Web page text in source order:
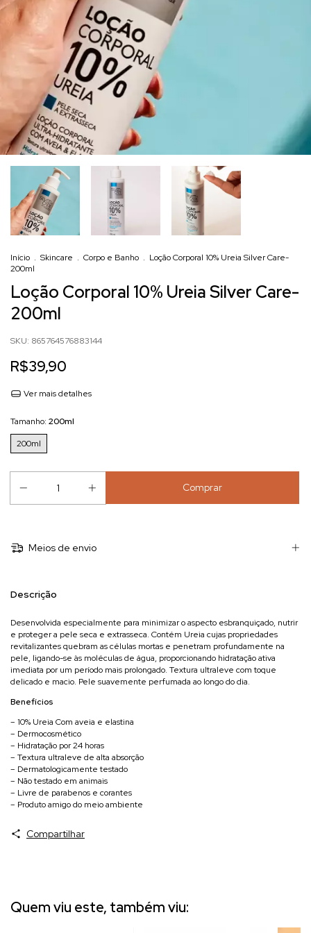
Início . Skincare . Corpo e Banho . Loção Corporal 10% Ureia Silver Care-
200ml
Loção Corporal 10% Ureia Silver Care-
200ml
SKU: 865764576883144
R$39,90
Ver mais detalhes
Tamanho: 200ml
200ml
Meios de envio
Descrição
Desenvolvida especialmente para minimizar o aspecto esbranquiçado, nutrir
e proteger a pele seca e extrasseca. Contém Ureia cujas propriedades
revitalizantes quebram as células mortas e penetram profundamente na
pele, ligando-se às moléculas de água, proporcionando hidratação ativa
imediata por um período mais prolongado. Textura ultraleve com toque
delicado e macio. Pele suavemente perfumada ao longo do dia.
Benefícios
– 10% Ureia Com aveia e elastina
– Dermocosmético
– Hidratação por 24 horas
– Textura ultraleve de alta absorção
– Dermatologicamente testado
– Não testado em animais
– Livre de parabenos e corantes
– Produto amigo do meio ambiente
Compartilhar
Quem viu este, também viu: